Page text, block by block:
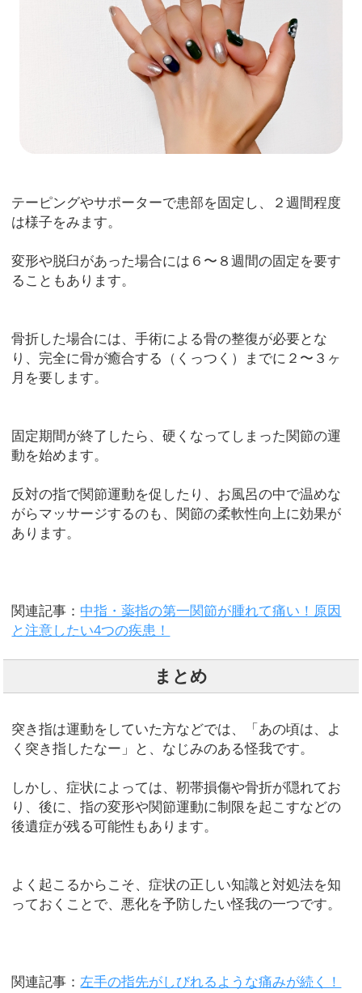
テーピングやサポーターで患部を固定し、２週間程度
は様子をみます。
変形や脱臼があった場合には６〜８週間の固定を要す
ることもあります。
骨折した場合には、手術による骨の整復が必要とな
り、完全に骨が癒合する（くっつく）までに２〜３ヶ
月を要します。
固定期間が終了したら、硬くなってしまった関節の運
動を始めます。
反対の指で関節運動を促したり、お風呂の中で温めな
がらマッサージするのも、関節の柔軟性向上に効果が
あります。
関連記事： 中指・薬指の第一関節が腫れて痛い！原因
と注意したい4つの疾患！
まとめ
突き指は運動をしていた方などでは、「あの頃は、よ
く突き指したなー」と、なじみのある怪我です。
しかし、症状によっては、靭帯損傷や骨折が隠れてお
り、後に、指の変形や関節運動に制限を起こすなどの
後遺症が残る可能性もあります。
よく起こるからこそ、症状の正しい知識と対処法を知
っておくことで、悪化を予防したい怪我の一つです。
関連記事： 左手の指先がしびれるような痛みが続く！